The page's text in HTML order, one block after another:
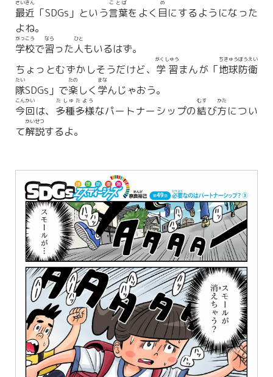
最近
さいきん
「SDGs」という言葉
ことば
をよく 目
め
にするようになった
よね。
学校
がっこう
で習
なら
った人
ひと
もいるはず。
ちょっとむずかしそうだけど、 学習
がくしゅう
まんが「地球
ちきゅう
防衛
ぼうえい
隊
たい
SDGs」で楽
たの
しく 学
まな
んじゃおう。
今回
こんかい
は、 多種
たしゅ
多様
たよう
なパートナーシップの結
むす
び方
かた
につい
て解説
かいせつ
するよ。